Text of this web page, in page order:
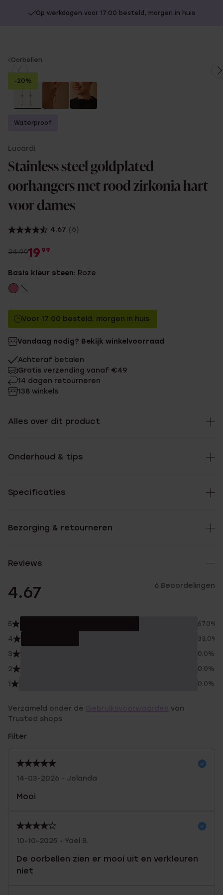
Op werkdagen voor 17:00 besteld, morgen in huis
You
are
here:
Oorbellen
-20%
Waterproof
Lucardi
Stainless steel goldplated
oorhangers met rood zirkonia hart
voor dames
4.67 (6)
24.9919 99
Basis kleur steen: Roze
Voor 17:00 besteld, morgen in huis
Vandaag nodig? Bekijk winkelvoorraad
Achteraf betalen
Gratis verzending vanaf €49
14 dagen retourneren
138 winkels
Alles over dit product
Onderhoud & tips
Specificaties
Bezorging & retourneren
Reviews
4.67 6 Beoordelingen
5 67.0%
4 33.0%
3 0.0%
2 0.0%
1 0.0%
Verzameld onder de
van
Trusted shops
Filter
14-03-2026 - Jolanda
Mooi
10-10-2025 - Yael B.
De oorbellen zien er mooi uit en verkleuren
niet